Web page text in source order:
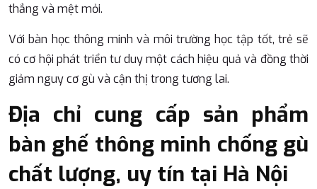
thẳng và mệt mỏi.
Với bàn học thông minh và môi trường học tập tốt, trẻ sẽ
có cơ hội phát triển tư duy một cách hiệu quả và đồng thời
giảm nguy cơ gù và cận thị trong tương lai.
Địa chỉ cung cấp sản phẩm
bàn ghế thông minh chống gù
chất lượng, uy tín tại Hà Nội